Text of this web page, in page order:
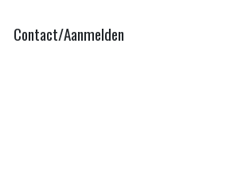
Contact/Aanmelden